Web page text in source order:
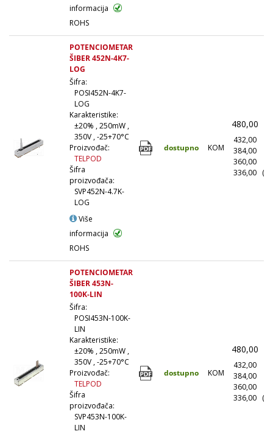
informacija
ROHS
POTENCIOMETAR
ŠIBER 452N-4K7-
LOG
Šifra:
POSI452N-4K7-
LOG
Karakteristike:
±20% , 250mW ,
350V , -25+70°C
Proizvođač:
TELPOD
Šifra
proizvođača:
SVP452N-4.7K-
LOG
Više
informacija
ROHS
dostupno KOM
480,00
432,00
384,00
360,00
336,00
POTENCIOMETAR
ŠIBER 453N-
100K-LIN
Šifra:
POSI453N-100K-
LIN
Karakteristike:
±20% , 250mW ,
350V , -25+70°C
Proizvođač:
TELPOD
Šifra
proizvođača:
SVP453N-100K-
LIN
dostupno KOM
480,00
432,00
384,00
360,00
336,00